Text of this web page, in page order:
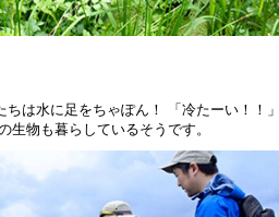
は水に足をちゃぽん！ 「冷たーい！！
生物も暮らしているそうです。